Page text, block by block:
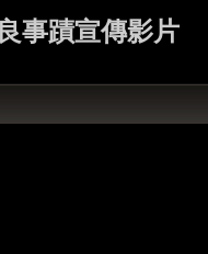
事蹟宣傳影片